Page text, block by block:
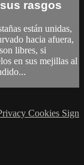
rasgos
están unidas,
hacia afuera,
libres, si
en sus mejillas al
Cookies Sign